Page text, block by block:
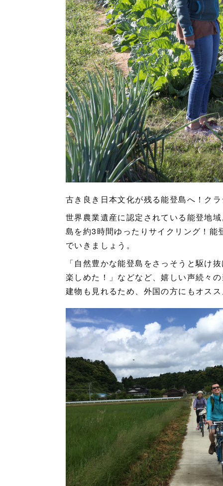
古き良き日本文化が残る能登島へ！ク
世界農業遺産に認定されている能登地
島を約3時間ゆったりサイクリング！
でいきましょう。
「自然豊かな能登島をさっそうと駆け
楽しめた！」などなど、嬉しい声続々
建物も見れるため、外国の方にもオスス